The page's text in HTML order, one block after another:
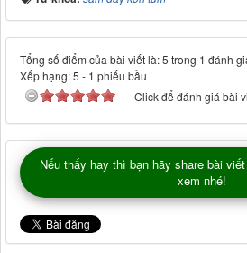
Tổng số điểm của bài viết là: 5 trong 1 đánh
Xếp hạng:5 - 1 phiếu bầu
Click để đánh giá bài
Nếu thấy hay thì bạn hãy share bài
xem nhé!